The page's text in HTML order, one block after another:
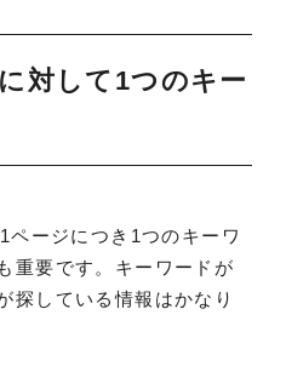
対して1つのキー
ページにつき1つのキーワ
重要です。キーワードが
探している情報はかなり